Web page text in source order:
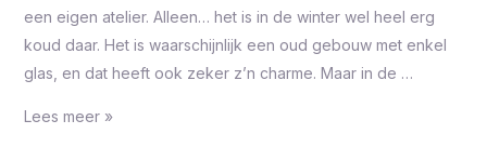
een eigen atelier. Alleen… het is in de winter wel heel erg
koud daar. Het is waarschijnlijk een oud gebouw met enkel
glas, en dat heeft ook zeker z’n charme. Maar in de …
Lees meer »